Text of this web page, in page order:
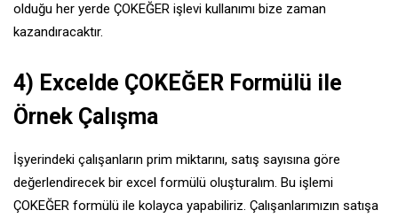
olduğu her yerde ÇOKEĞER işlevi kullanımı bize zaman
kazandıracaktır.
4) Excelde ÇOKEĞER Formülü ile
Örnek Çalışma
İşyerindeki çalışanların prim miktarını, satış sayısına göre
değerlendirecek bir excel formülü oluşturalım. Bu işlemi
ÇOKEĞER formülü ile kolayca yapabiliriz. Çalışanlarımızın satışa